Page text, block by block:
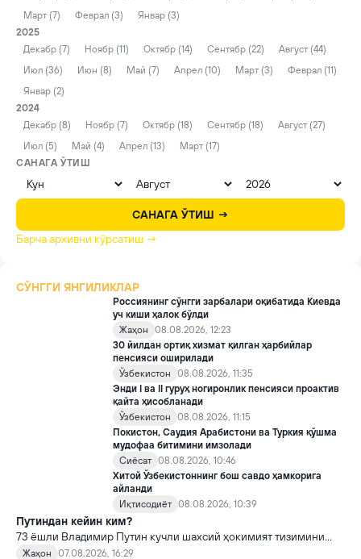
Март (7)
Феврал (3)
Январ (3)
2025
Декабр (7)
Ноябр (11) Октябр (14) Сентябр (22)
Август (44)
Июл (36)
Июн (8) Май (7) Апрел (10) Март (3)
Феврал (11)
Январ (2)
2024
Декабр (8)
Ноябр (7) Октябр (18) Сентябр (18)
Август (27)
Июл (5)
Май (4) Апрел (13)
Март (17)
САНАГА ЎТИШ
САНАГА ЎТИШ →
Барча архивни кўрсатиш →
СЎНГГИ ЯНГИЛИКЛАР
Россиянинг сўнгги зарбалари оқибатида Киевда
уч киши ҳалок бўлди
Жаҳон
08.08.2026, 12:23
30 йилдан ортиқ хизмат қилган ҳарбийлар
пенсияси оширилади
Ўзбекистон
08.08.2026, 11:35
Энди I ва II гуруҳ ногиронлик пенсияси проактив
қайта ҳисобланади
Ўзбекистон
08.08.2026, 11:15
Покистон, Саудия Арабистони ва Туркия қўшма
мудофаа битимини имзолади
Сиёсат 08.08.2026, 10:46
Хитой Ўзбекистоннинг бош савдо ҳамкорига
айланди
Иқтисодиёт 08.08.2026, 10:39
Путиндан кейин ким?
73 ёшли Владимир Путин кучли шахсий ҳокимият тизимини
яратди, аммо ундан кейин ким келиши ва ҳокимиятни
Жаҳон 07.08.2026, 16:29